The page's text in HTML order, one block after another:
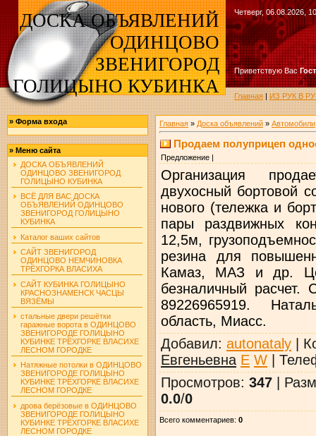
ДОСКА ОБЪЯВЛЕНИЙ
ОДИНЦОВО
ЗВЕНИГОРОД
ГОЛИЦЫНО КУБИНКА
Четверг, 06.08.2026,
Приветствую Вас
Главная|ИЗ РУК В
» Форма входа
» Меню сайта
ДОСКА ОБЪЯВЛЕНИЙ
ОДИНЦОВО ЗВЕНИГОРОД
ГОЛИЦЫНО КУБИНКА
ВСЁ ДЛЯ ВАС ДОСКА
ОБЪЯВЛЕНИЙ ОДИНЦОВО
ЗВЕНИГОРОД ГОЛИЦЫНО
КУБИНКА
Каталог ваших сайтов
САЙТ ЗВЕНИГОРОД
ОДИНЦОВО НЕМЧИНОВКА
ТРЁХГОРКА ВЛАСИХА
САЙТ КУБИНКА ГОЛИЦЫНО
КРАСНОЗНАМЕНСК ЧАСЦЫ
ВЯЗЁМЫ
стальные двери решётки
гаражные ворота в ОДИНЦОВО
ЗВЕНИГОРОДЕ ГОЛИЦЫНО
КУБИНКЕ ТРЁХГОРКЕ ВЛАСИХЕ
ЛЕСНОМ ГОРОДКЕ
Натяжные потолки в ОДИНЦОВО
ЗВЕНИГОРОДЕ ГОЛИЦЫНО
КУБИНКЕ ТРЁХГОРКЕ ВЛАСИХЕ
ЛЕСНОМ ГОРОДКЕ
дрова берёзовые в ОДИНЦОВО
ЗВЕНИГОРОДЕ ГОЛИЦЫНО
КУБИНКЕ ТРЁХГОРКЕ ВЛАСИХЕ
ЛЕСНОМ ГОРОДКЕ
Главная» Доска объявлений» Автомобили
Продаем полуприцеп
Предложение |
Организация
двухосный бортовой
нового (тележка и
пары раздвижных
12,5м,
резина для
Камаз, МАЗ и др.
безналичный расчет.
89226965919.
область, Миасс.
Добавил: autonataly|
Евгеньевна E W|
Просмотров: 347|
0.0/0
Всего комментариев: 0